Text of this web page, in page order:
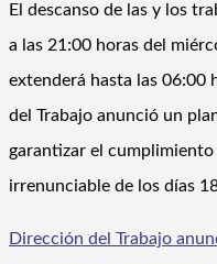
El descanso de las y los
a las 21:00 horas del
extenderá hasta las 06:00
del Trabajo anunció un
garantizar el
irrenunciable de los días
Dirección del Trabajo